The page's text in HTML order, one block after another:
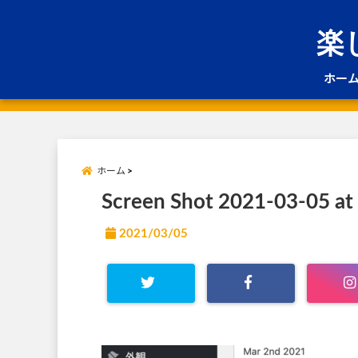
楽
ホー
ホーム
Screen Shot 2021-03-05 at
2021/03/05